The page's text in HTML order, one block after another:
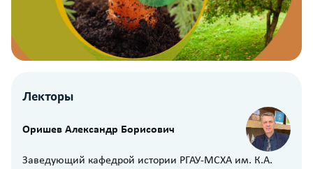
Лекторы
Оришев Александр Борисович
Заведующий кафедрой истории РГАУ-МСХА им. К.А.